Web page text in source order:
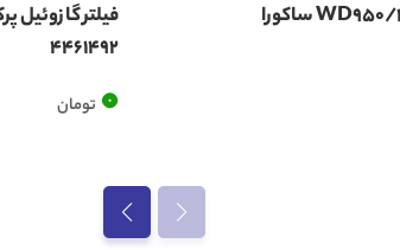
فیلتر گیربکس WD950/2 ساکورا
فیلتر گازوئیل
4461492
0 تومان